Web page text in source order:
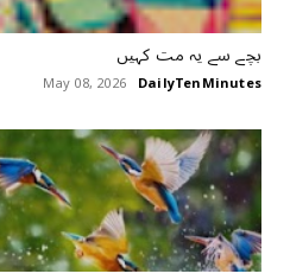
بچے سے یہ مت کہیں
DailyTenMinutes
May 08, 2026